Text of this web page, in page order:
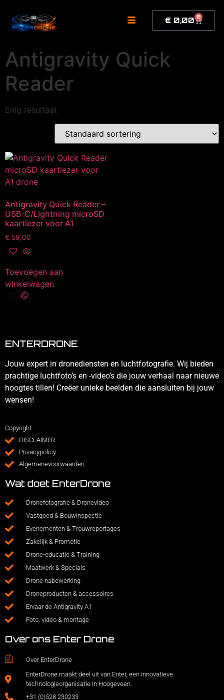
inhoud
€ 0,00 0
Antigravity Quick
Reader
Enig resultaat
Antigravity Quick Reader –
USB-C/Lightning microSD
kaartlezer voor A1
€ 59,00
Toevoegen aan
winkelwagen
ENTERDRONE
Jouw expert in dronediensten en luchtfotografie. Wij bieden
prachtige luchtfoto’s en -video’s die jouw verhaal naar nieuwe
hoogtes tillen! Creëer unieke beelden die aansluiten bij jouw
wensen!
Copyright
DISCLAIMER
Privacypolicy
Algemenevoorwaarden
Wat doet EnterDrone
Dronefotografie & Dronevideo
Vastgoed & Bouwinspectie
Evenementen & Trouwreportages
Zakelijk & Promotie
Drone-educatie & Training
Maatwerk & Specials
Drone nabewerking
Droneproducten & accessoires
Ervaar de Antigravity A1
Foto, video & montage
Over ons Enter Drone
Over EnterDrone
EnterDrone maakt deel uit van Enter, een innovatieve
technologieorganisatie in Hoogeveen.
+31 (0)528 230233